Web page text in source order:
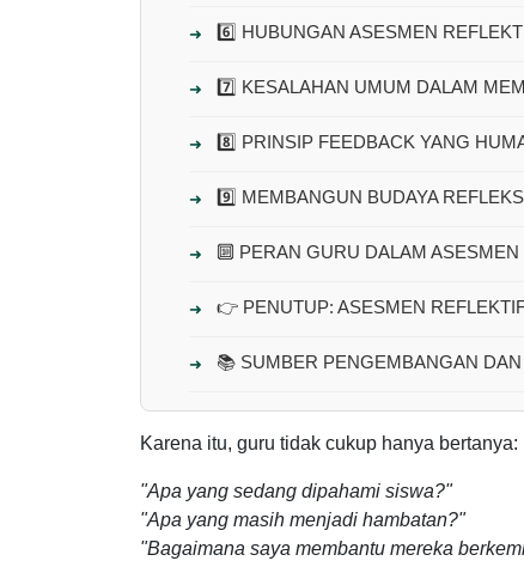
6️⃣ HUBUNGAN ASESMEN
7️⃣ KESALAHAN UMUM DALAM
8️⃣ PRINSIP FEEDBACK YANG
9️⃣ MEMBANGUN BUDAYA
🔟 PERAN GURU DALAM ASESMEN
👉 PENUTUP: ASESMEN
📚 SUMBER PENGEMBANGAN
Karena itu, guru tidak cukup hanya bertanya:
"Apa yang sedang dipahami siswa?"
"Apa yang masih menjadi hambatan?"
"Bagaimana saya membantu mereka